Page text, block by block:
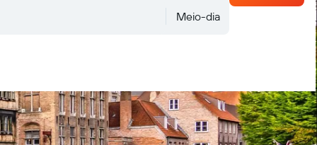
Meio-dia